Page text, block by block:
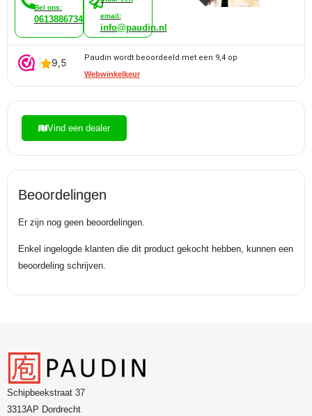
Bel ons:
0613886734 email:
info@paudin.nl
Paudin wordt beoordeeld met een 9,4 op
Webwinkelkeur
Vind een dealer
Beoordelingen
Er zijn nog geen beoordelingen.
Enkel ingelogde klanten die dit product gekocht hebben, kunnen een
beoordeling schrijven.
Schipbeekstraat 37
3313AP Dordrecht